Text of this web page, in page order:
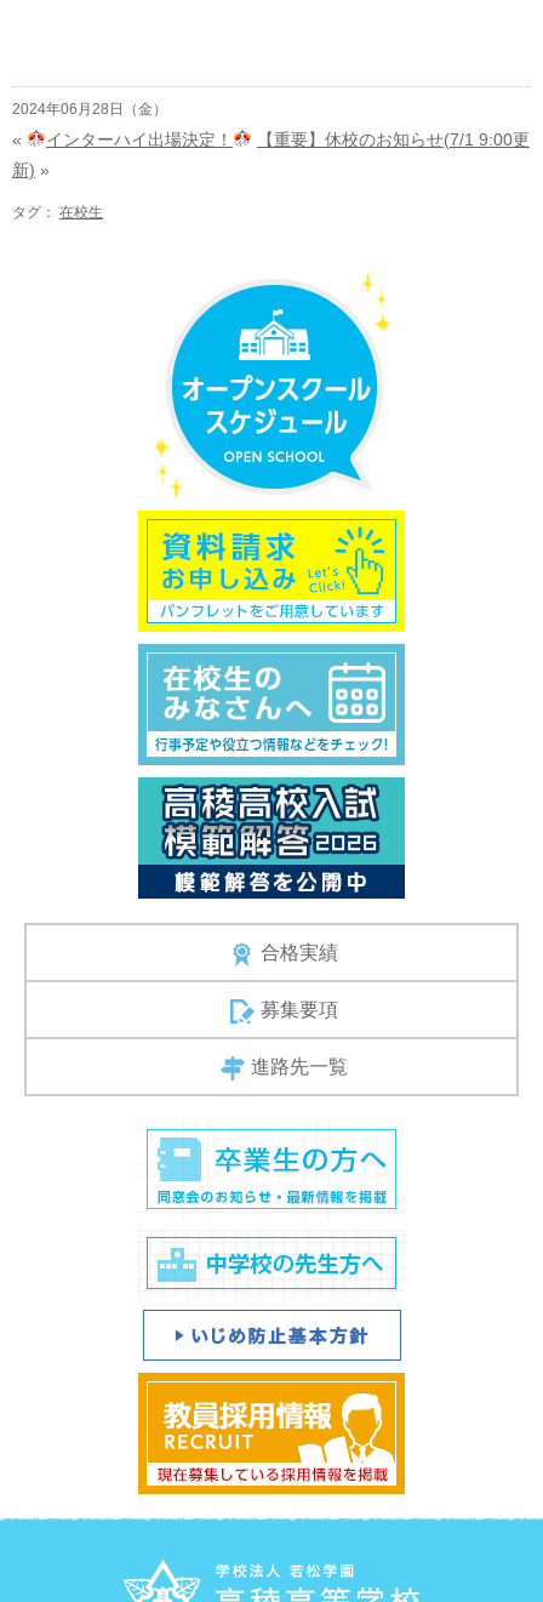
2024年06月28日（金）
« インターハイ出場決定！
【重要】休校のお知らせ(7/1 9:00更
新) »
タグ： 在校生
合格実績
募集要項
進路先一覧